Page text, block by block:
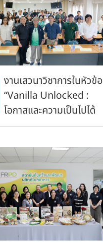
งานเสวนาวิชาการในหัวข้อ
“Vanilla Unlocked :
โอกาสและความเป็นไปได้
ของวานิลลาไทย”